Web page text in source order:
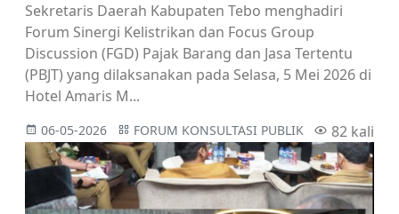
Sekretaris Daerah Kabupaten Tebo menghadiri
Forum Sinergi Kelistrikan dan Focus Group
Discussion (FGD) Pajak Barang dan Jasa Tertentu
(PBJT) yang dilaksanakan pada Selasa, 5 Mei 2026 di
Hotel Amaris M...
06-05-2026 FORUM KONSULTASI PUBLIK 82 kali